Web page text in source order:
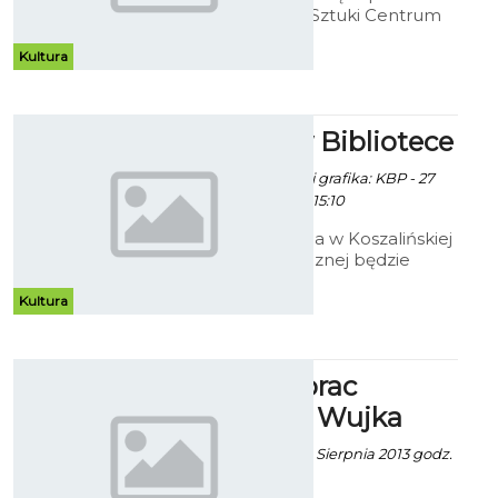
Kultura
Bałtyckiej Galerii Sztuki Centrum
Kultura
Wakacje w Bibliotece
Paweł Kaczor / info. i grafika: KBP - 27
Czerwca 2013 godz. 15:10
Od 1 do 31 sierpnia w Koszalińskiej
Bibliotece Publicznej będzie
Wystawa prac
Zygmunta Wujka
Alina Konieczna - 14 Sierpnia 2013 godz.